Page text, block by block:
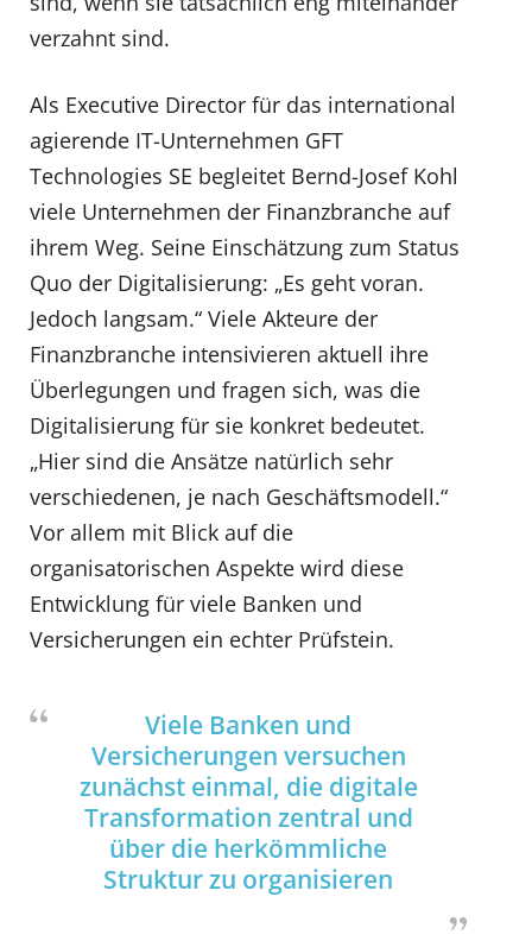
verzahnt sind.
Als Executive Director für das international
agierende IT-Unternehmen GFT
Technologies SE begleitet Bernd-Josef Kohl
viele Unternehmen der Finanzbranche auf
ihrem Weg. Seine Einschätzung zum Status
Quo der Digitalisierung: „Es geht voran.
Jedoch langsam.“ Viele Akteure der
Finanzbranche intensivieren aktuell ihre
Überlegungen und fragen sich, was die
Digitalisierung für sie konkret bedeutet.
„Hier sind die Ansätze natürlich sehr
verschiedenen, je nach Geschäftsmodell.“
Vor allem mit Blick auf die
organisatorischen Aspekte wird diese
Entwicklung für viele Banken und
Versicherungen ein echter Prüfstein.
Viele Banken und
Versicherungen versuchen
zunächst einmal, die digitale
Transformation zentral und
über die herkömmliche
Struktur zu organisieren